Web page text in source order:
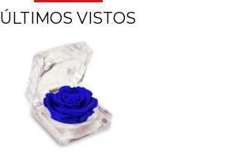
ÚLTIMOS VISTOS